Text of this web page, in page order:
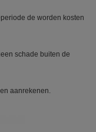
de worden kosten
schade buiten de
aanrekenen.